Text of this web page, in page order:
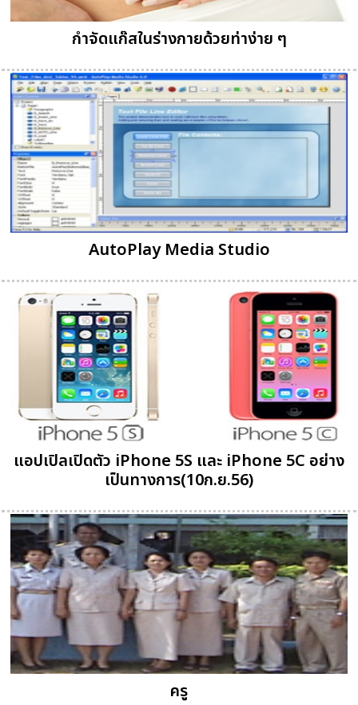
กำจัดแก๊สในร่างกายด้วยท่าง่าย ๆ
AutoPlay Media Studio
แอปเปิลเปิดตัว iPhone 5S และ iPhone 5C อย่าง
เป็นทางการ(10ก.ย.56)
ครู